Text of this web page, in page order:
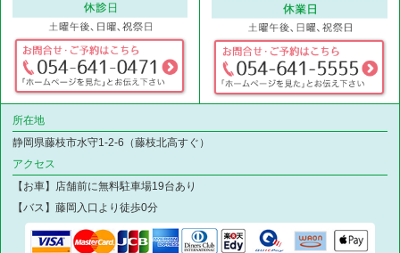
所在地
静岡県藤枝市水守1-2-6（藤枝北高すぐ）
アクセス
【お車】店舗前に無料駐車場19台あり
【バス】藤岡入口より徒歩0分